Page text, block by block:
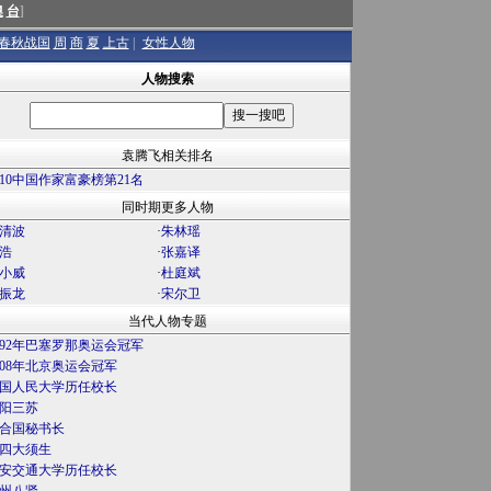
台]
秋战国 周 商 夏 上古 女性人物
人物搜索
袁腾飞相关排名
中国作家富豪榜第21名
同时期更多人物
波
·朱林瑶
·张嘉译
威
·杜庭斌
龙
·宋尔卫
当代人物专题
年巴塞罗那奥运会冠军
年北京奥运会冠军
人民大学历任校长
三苏
国秘书长
大须生
交通大学历任校长